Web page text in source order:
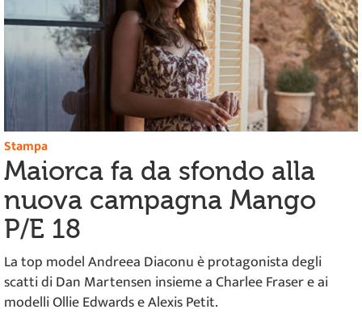
Stampa
Maiorca fa da sfondo alla
nuova campagna Mango
P/E 18
La top model Andreea Diaconu è protagonista degli
scatti di Dan Martensen insieme a Charlee Fraser e ai
modelli Ollie Edwards e Alexis Petit.